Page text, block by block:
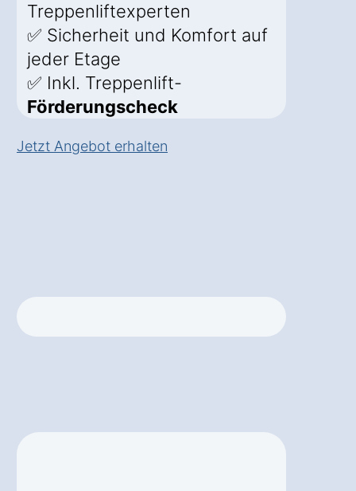
Treppenliftexperten
✅ Sicherheit und Komfort auf
jeder Etage
✅ Inkl. Treppenlift-
Förderungscheck
Jetzt Angebot erhalten